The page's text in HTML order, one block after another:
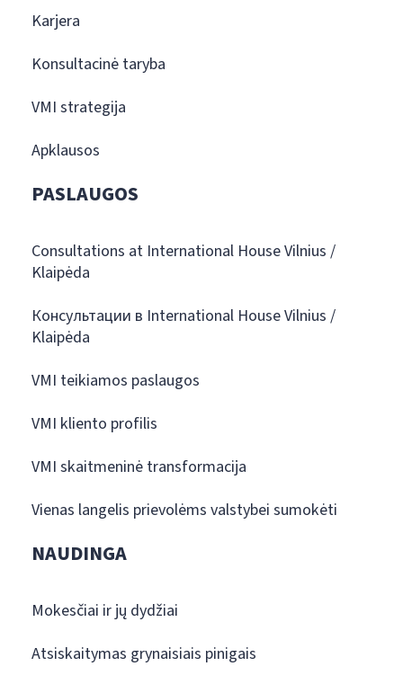
Karjera
Konsultacinė taryba
VMI strategija
Apklausos
PASLAUGOS
Consultations at International House Vilnius /
Klaipėda
Консультации в International House Vilnius /
Klaipėda
VMI teikiamos paslaugos
VMI kliento profilis
VMI skaitmeninė transformacija
Vienas langelis prievolėms valstybei sumokėti
NAUDINGA
Mokesčiai ir jų dydžiai
Atsiskaitymas grynaisiais pinigais